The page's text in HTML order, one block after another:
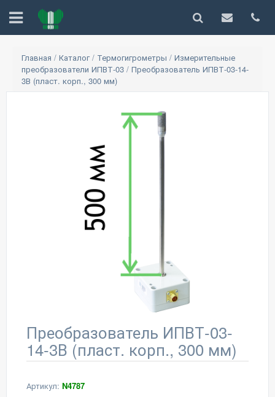
Главная / Каталог/ Термогигрометры / Измерительные
преобразователи ИПВТ-03 / Преобразователь ИПВТ-03-14-
3В (пласт. корп., 300 мм)
Преобразователь ИПВТ-03-
14-3В (пласт. корп., 300 мм)
Артикул: N4787